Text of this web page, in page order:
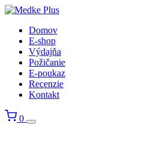
Domov
E-shop
Výdajňa
Požičanie
E-poukaz
Recenzie
Kontakt
0